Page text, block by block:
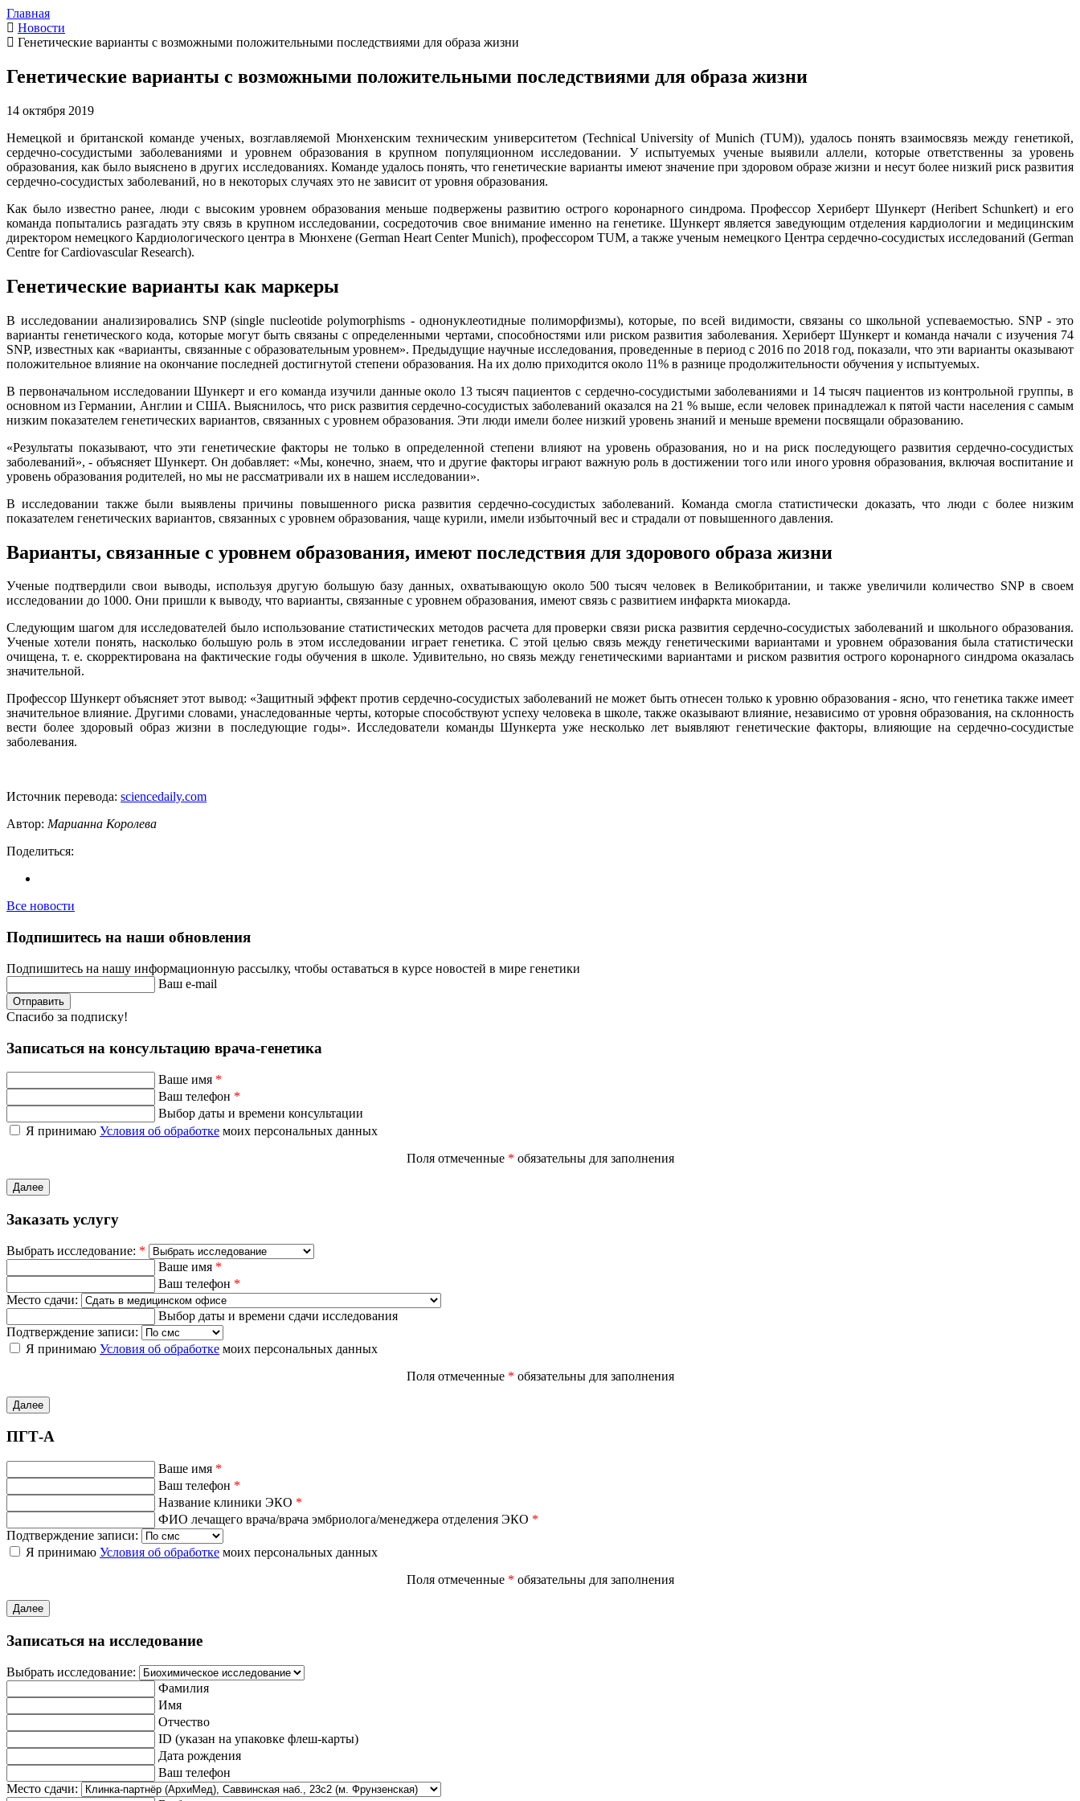
Главная
Новости
Генетические варианты с возможными положительными последствиями для образа жизни
Генетические варианты с возможными положительными последствиями для образа жизни
14 октября 2019
Немецкой и британской команде ученых, возглавляемой Мюнхенским техническим университетом (Technical University of Munich (TUM)), удалось понять взаимосвязь между генетикой,
сердечно-сосудистыми заболеваниями и уровнем образования в крупном популяционном исследовании. У испытуемых ученые выявили аллели, которые ответственны за уровень
образования, как было выяснено в других исследованиях. Команде удалось понять, что генетические варианты имеют значение при здоровом образе жизни и несут более низкий риск развития
сердечно-сосудистых заболеваний, но в некоторых случаях это не зависит от уровня образования.
Как было известно ранее, люди с высоким уровнем образования меньше подвержены развитию острого коронарного синдрома. Профессор Хериберт Шункерт (Heribert Schunkert) и его
команда попытались разгадать эту связь в крупном исследовании, сосредоточив свое внимание именно на генетике. Шункерт является заведующим отделения кардиологии и медицинским
директором немецкого Кардиологического центра в Мюнхене (German Heart Center Munich), профессором TUM, а также ученым немецкого Центра сердечно-сосудистых исследований (German
Centre for Cardiovascular Research).
Генетические варианты как маркеры
В исследовании анализировались SNP (single nucleotide polymorphisms - однонуклеотидные полиморфизмы), которые, по всей видимости, связаны со школьной успеваемостью. SNP - это
варианты генетического кода, которые могут быть связаны с определенными чертами, способностями или риском развития заболевания. Хериберт Шункерт и команда начали с изучения 74
SNP, известных как «варианты, связанные с образовательным уровнем». Предыдущие научные исследования, проведенные в период с 2016 по 2018 год, показали, что эти варианты оказывают
положительное влияние на окончание последней достигнутой степени образования. На их долю приходится около 11% в разнице продолжительности обучения у испытуемых.
В первоначальном исследовании Шункерт и его команда изучили данные около 13 тысяч пациентов с сердечно-сосудистыми заболеваниями и 14 тысяч пациентов из контрольной группы, в
основном из Германии, Англии и США. Выяснилось, что риск развития сердечно-сосудистых заболеваний оказался на 21 % выше, если человек принадлежал к пятой части населения с самым
низким показателем генетических вариантов, связанных с уровнем образования. Эти люди имели более низкий уровень знаний и меньше времени посвящали образованию.
«Результаты показывают, что эти генетические факторы не только в определенной степени влияют на уровень образования, но и на риск последующего развития сердечно-сосудистых
заболеваний», - объясняет Шункерт. Он добавляет: «Мы, конечно, знаем, что и другие факторы играют важную роль в достижении того или иного уровня образования, включая воспитание и
уровень образования родителей, но мы не рассматривали их в нашем исследовании».
В исследовании также были выявлены причины повышенного риска развития сердечно-сосудистых заболеваний. Команда смогла статистически доказать, что люди с более низким
показателем генетических вариантов, связанных с уровнем образования, чаще курили, имели избыточный вес и страдали от повышенного давления.
Варианты, связанные с уровнем образования, имеют последствия для здорового образа жизни
Ученые подтвердили свои выводы, используя другую большую базу данных, охватывающую около 500 тысяч человек в Великобритании, и также увеличили количество SNP в своем
исследовании до 1000. Они пришли к выводу, что варианты, связанные с уровнем образования, имеют связь с развитием инфаркта миокарда.
Следующим шагом для исследователей было использование статистических методов расчета для проверки связи риска развития сердечно-сосудистых заболеваний и школьного образования.
Ученые хотели понять, насколько большую роль в этом исследовании играет генетика. С этой целью связь между генетическими вариантами и уровнем образования была статистически
очищена, т. е. скорректирована на фактические годы обучения в школе. Удивительно, но связь между генетическими вариантами и риском развития острого коронарного синдрома оказалась
значительной.
Профессор Шункерт объясняет этот вывод: «Защитный эффект против сердечно-сосудистых заболеваний не может быть отнесен только к уровню образования - ясно, что генетика также имеет
значительное влияние. Другими словами, унаследованные черты, которые способствуют успеху человека в школе, также оказывают влияние, независимо от уровня образования, на склонность
вести более здоровый образ жизни в последующие годы». Исследователи команды Шункерта уже несколько лет выявляют генетические факторы, влияющие на сердечно-сосудистые
заболевания.
Источник перевода: sciencedaily.com
Автор: Марианна Королева
Поделиться:
Все новости
Подпишитесь на наши обновления
Подпишитесь на нашу информационную рассылку, чтобы оставаться в курсе новостей в мире генетики
Ваш e-mail
Отправить
Спасибо за подписку!
Записаться на консультацию врача-генетика
Ваше имя *
Ваш телефон *
Выбор даты и времени консультации
Я принимаю Условия об обработке моих персональных данных
Поля отмеченные * обязательны для заполнения
Далее
Заказать услугу
Выбрать исследование: *
Ваше имя *
Ваш телефон *
Место сдачи:
Выбор даты и времени сдачи исследования
Подтверждение записи:
Я принимаю Условия об обработке моих персональных данных
Поля отмеченные * обязательны для заполнения
Далее
ПГТ-А
Ваше имя *
Ваш телефон *
Название клиники ЭКО *
ФИО лечащего врача/врача эмбриолога/менеджера отделения ЭКО *
Подтверждение записи:
Я принимаю Условия об обработке моих персональных данных
Поля отмеченные * обязательны для заполнения
Далее
Записаться на исследование
Выбрать исследование:
Фамилия
Имя
Отчество
ID (указан на упаковке флеш-карты)
Дата рождения
Ваш телефон
Место сдачи: